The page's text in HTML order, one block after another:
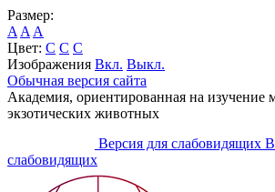
Размер:
A A A
Цвет: C C C
Изображения Вкл. Выкл.
Обычная версия сайта
Академия, ориентированная на
экзотических животных
Версия для слабовидящих
слабовидящих